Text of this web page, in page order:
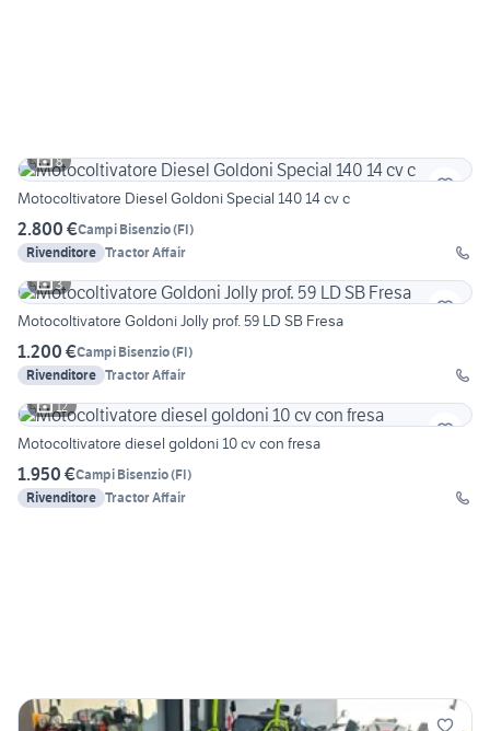
8
Motocoltivatore Diesel Goldoni Special 140 14 cv c
2.800 €Campi Bisenzio(FI)
Rivenditore Tractor Affair
3
Motocoltivatore Goldoni Jolly prof. 59 LD SB Fresa
1.200 €Campi Bisenzio(FI)
Rivenditore Tractor Affair
12
Motocoltivatore diesel goldoni 10 cv con fresa
1.950 €Campi Bisenzio(FI)
Rivenditore Tractor Affair